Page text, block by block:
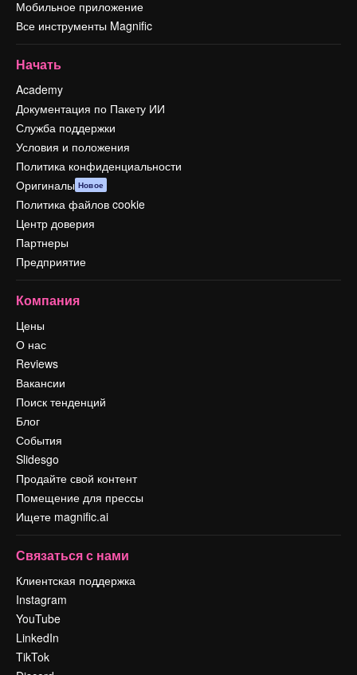
Мобильное приложение
Все инструменты Magnific
Начать
Academy
Документация по Пакету ИИ
Служба поддержки
Условия и положения
Политика конфиденциальности
Оригиналы Новое
Политика файлов cookie
Центр доверия
Партнеры
Предприятие
Компания
Цены
О нас
Reviews
Вакансии
Поиск тенденций
Блог
События
Slidesgo
Продайте свой контент
Помещение для прессы
Ищете magnific.ai
Связаться с нами
Клиентская поддержка
Instagram
YouTube
LinkedIn
TikTok